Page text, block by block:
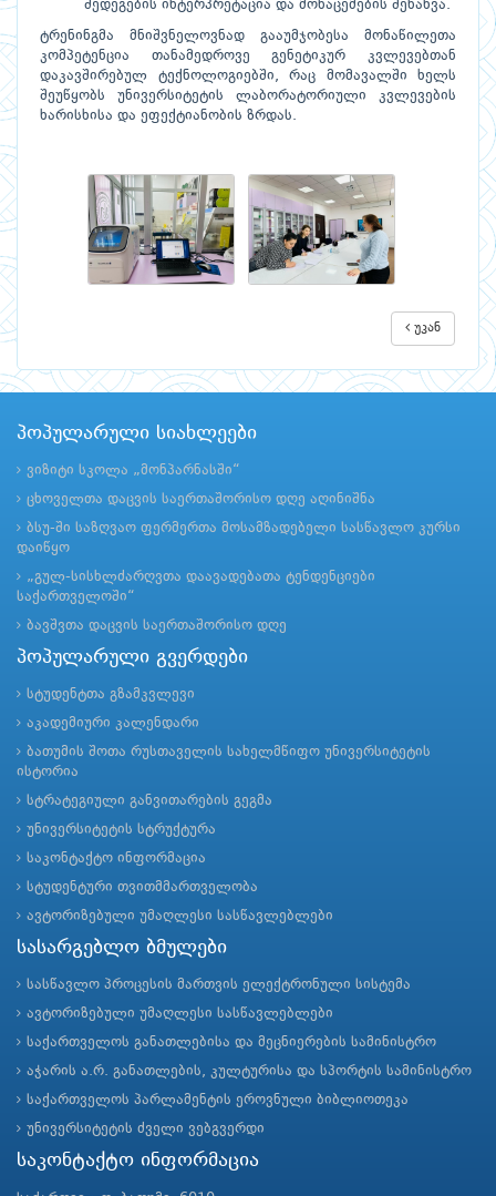
შედეგების ინტერპრეტაცია და მონაცემების შენახვა.
ტრენინგმა მნიშვნელოვნად გააუმჯობესა მონაწილეთა
კომპეტენცია თანამედროვე გენეტიკურ კვლევებთან
დაკავშირებულ ტექნოლოგიებში, რაც მომავალში ხელს
შეუწყობს უნივერსიტეტის ლაბორატორიული კვლევების
ხარისხისა და ეფექტიანობის ზრდას.
უკან
პოპულარული სიახლეები
ვიზიტი სკოლა „მონპარნასში“
ცხოველთა დაცვის საერთაშორისო დღე აღინიშნა
ბსუ-ში საზღვაო ფერმერთა მოსამზადებელი სასწავლო კურსი
დაიწყო
„გულ-სისხლძარღვთა დაავადებათა ტენდენციები
საქართველოში“
ბავშვთა დაცვის საერთაშორისო დღე
პოპულარული გვერდები
სტუდენტთა გზამკვლევი
აკადემიური კალენდარი
ბათუმის შოთა რუსთაველის სახელმწიფო უნივერსიტეტის
ისტორია
სტრატეგიული განვითარების გეგმა
უნივერსიტეტის სტრუქტურა
საკონტაქტო ინფორმაცია
სტუდენტური თვითმმართველობა
ავტორიზებული უმაღლესი სასწავლებლები
სასარგებლო ბმულები
სასწავლო პროცესის მართვის ელექტრონული სისტემა
ავტორიზებული უმაღლესი სასწავლებლები
საქართველოს განათლებისა და მეცნიერების სამინისტრო
აჭარის ა.რ. განათლების, კულტურისა და სპორტის სამინისტრო
საქართველოს პარლამენტის ეროვნული ბიბლიოთეკა
უნივერსიტეტის ძველი ვებგვერდი
საკონტაქტო ინფორმაცია